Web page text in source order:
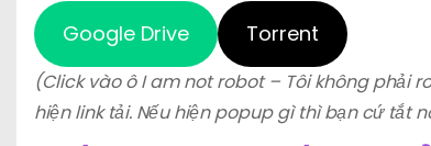
Google Drive Torrent
(Click vào ô I am not robot – Tôi không phải
hiện link tải. Nếu hiện popup gì thì bạn cứ tắt